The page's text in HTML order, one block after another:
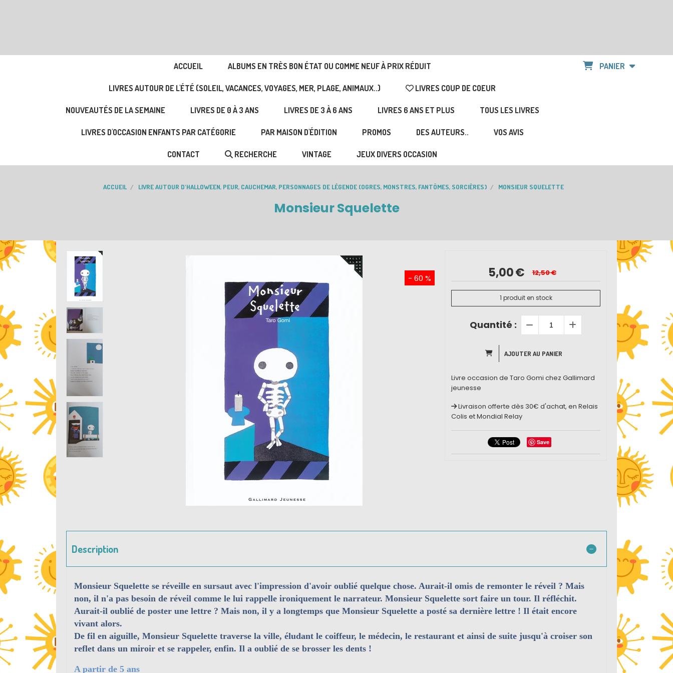
ACCUEIL ALBUMS EN TRÈS BON ÉTAT OU COMME NEUF À PRIX RÉDUIT
LIVRES AUTOUR DE L'ÉTÉ (SOLEIL, VACANCES, VOYAGES, MER, PLAGE, ANIMAUX..) LIVRES COUP DE COEUR
NOUVEAUTÉS DE LA SEMAINE LIVRES DE 0 À 3 ANS LIVRES DE 3 À 6 ANS LIVRES 6 ANS ET PLUS TOUS LES LIVRES
LIVRES D'OCCASION ENFANTS PAR CATÉGORIE PAR MAISON D'ÉDITION PROMOS DES AUTEURS.. VOS AVIS
CONTACT RECHERCHE VINTAGE JEUX DIVERS OCCASION
PANIER
ACCUEIL LIVRE AUTOUR D'HALLOWEEN, PEUR, CAUCHEMAR, PERSONNAGES DE LÉGENDE (OGRES, MONSTRES, FANTÔMES, SORCIÈRES) MONSIEUR SQUELETTE
Monsieur Squelette
- 60 % 5,00€ 12,50€
1 produit en stock
Quantité :
AJOUTER AU PANIER
Livre occasion de Taro Gomi chez Gallimard
jeunesse
Livraison offerte dès 30€ d'achat, en Relais
Colis et Mondial Relay
Save
Description
Monsieur Squelette se réveille en sursaut avec l'impression d'avoir oublié quelque chose. Aurait-il omis de remonter le réveil ? Mais
non, il n'a pas besoin de réveil comme le lui rappelle ironiquement le narrateur. Monsieur Squelette sort faire un tour. Il réfléchit.
Aurait-il oublié de poster une lettre ? Mais non, il y a longtemps que Monsieur Squelette a posté sa dernière lettre ! Il était encore
vivant alors.
De fil en aiguille, Monsieur Squelette traverse la ville, éludant le coiffeur, le médecin, le restaurant et ainsi de suite jusqu'à croiser son
reflet dans un miroir et se rappeler, enfin. Il a oublié de se brosser les dents !
A partir de 5 ans